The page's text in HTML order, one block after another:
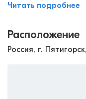
Читать подробнее
Расположение
Россия, г.